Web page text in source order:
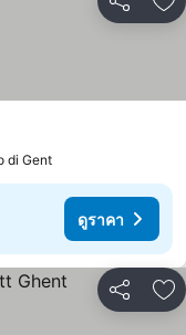
แชร์ เ
di Gent
ดูราคา
แชร์ เ